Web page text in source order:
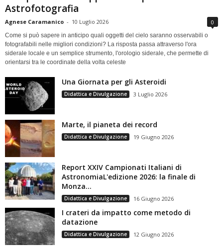
Astrofotografia
Agnese Caramanico - 10 Luglio 2026 0
Come si può sapere in anticipo quali oggetti del cielo saranno osservabili o
fotografabili nelle migliori condizioni? La risposta passa attraverso l'ora
siderale locale e un semplice strumento, l'orologio siderale, che permette di
orientarsi tra le coordinate della volta celeste
Una Giornata per gli Asteroidi
Didattica e Divulgazione 3 Luglio 2026
Marte, il pianeta dei record
Didattica e Divulgazione 19 Giugno 2026
Report XXIV Campionati Italiani di
AstronomiaL'edizione 2026: la finale di
Monza...
Didattica e Divulgazione 16 Giugno 2026
I crateri da impatto come metodo di
datazione
Didattica e Divulgazione 12 Giugno 2026